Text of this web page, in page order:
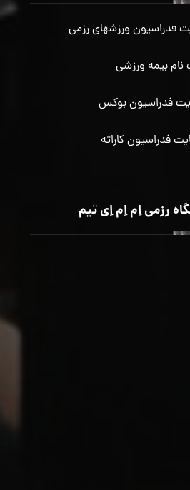
فدراسیون ورزشهای رزمی
نام بیمه ورزشی
فدراسیون بوکس
فدراسیون کاراته
رزمی اِم اِم اِی تیم